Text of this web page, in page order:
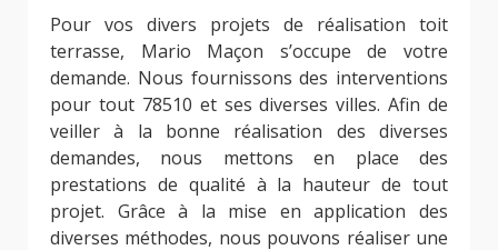
Pour vos divers projets de réalisation toit
terrasse, Mario Maçon s’occupe de votre
demande. Nous fournissons des interventions
pour tout 78510 et ses diverses villes. Afin de
veiller à la bonne réalisation des diverses
demandes, nous mettons en place des
prestations de qualité à la hauteur de tout
projet. Grâce à la mise en application des
diverses méthodes, nous pouvons réaliser une